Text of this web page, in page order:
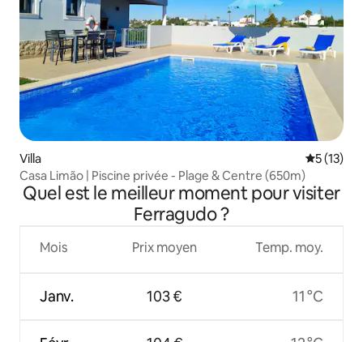
Villa
5 (13)
Casa Limão | Piscine privée - Plage & Centre (650m)
Quel est le meilleur moment pour visiter
Ferragudo ?
Mois
Janv.
Prix moyen
103 €
Temp. moy.
11 °C